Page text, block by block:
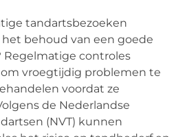
tandartsbezoeken
behoud van een goede
controles
vroegtijdig problemen te
voordat ze
de Nederlandse
(NVT) kunnen